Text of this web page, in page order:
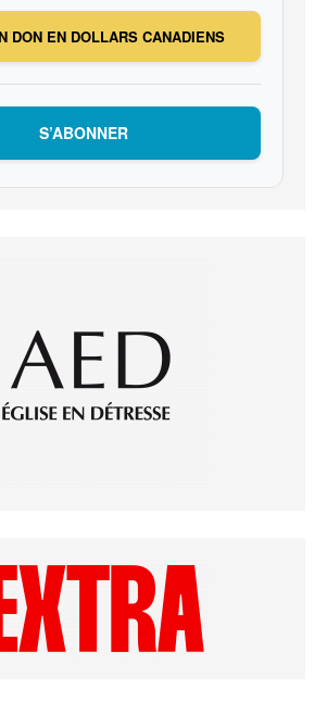
DON EN DOLLARS CANADIENS
S’ABONNER